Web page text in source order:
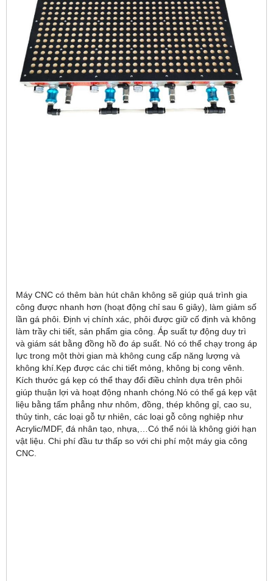
Máy CNC có thêm bàn hút chân không sẽ giúp quá trình gia
công được nhanh hơn (hoạt động chỉ sau 6 giây), làm giảm số
lần gá phôi. Định vị chính xác, phôi được giữ cố định và không
làm trầy chi tiết, sản phẩm gia công. Áp suất tự động duy trì
và giám sát bằng đồng hồ đo áp suất. Nó có thể chạy trong áp
lực trong một thời gian mà không cung cấp năng lượng và
không khí.Kẹp được các chi tiết mỏng, không bị cong vênh.
Kích thước gá kẹp có thể thay đổi điều chỉnh dựa trên phôi
giúp thuận lợi và hoạt động nhanh chóng.Nó có thể gá kẹp vật
liệu bằng tấm phẳng như nhôm, đồng, thép không gỉ, cao su,
thủy tinh, các loại gỗ tự nhiên, các loại gỗ công nghiệp như
Acrylic/MDF, đá nhân tạo, nhựa,…Có thể nói là không giới hạn
vật liệu. Chi phí đầu tư thấp so với chi phí một máy gia công
CNC.